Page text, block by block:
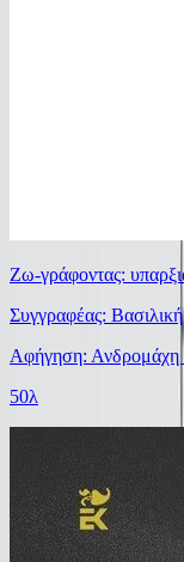
Ζω-γράφοντας:
Συγγραφέας:
Αφήγηση:
50λ